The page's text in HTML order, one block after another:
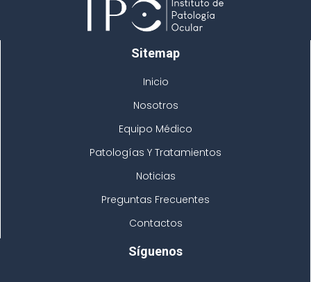
Sitemap
Inicio
Nosotros
Equipo Médico
Patologías Y Tratamientos
Noticias
Preguntas Frecuentes
Contactos
Síguenos